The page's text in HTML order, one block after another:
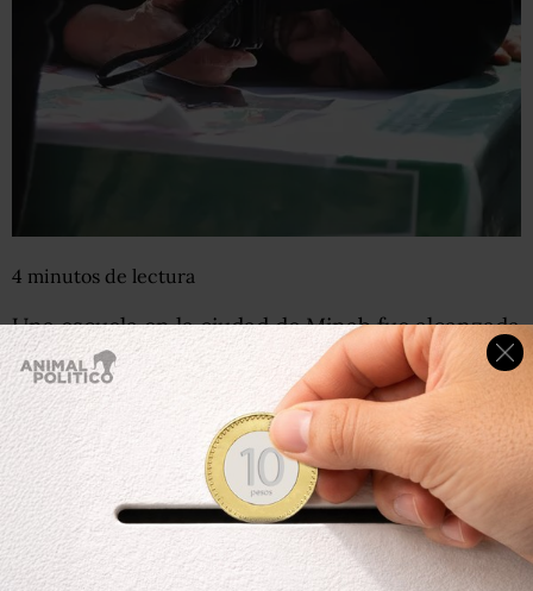
4 minutos de lectura
Una escuela en la ciudad de Minab fue alcanzada
por uno de los misiles lanzados por EU e Israel,
según el gobierno iraní. El presunto ataque dejó
decenas de niñas muertas y heridas.
03 de marzo, 2026 Por: BBC News Mundo
Compartir Leer después